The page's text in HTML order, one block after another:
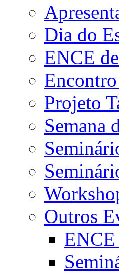
Dia do
ENCE
Projeto
Semana
Outros